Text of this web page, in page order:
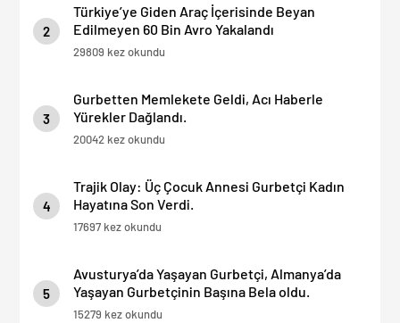
2
Türkiye’ye Giden Araç İçerisinde Beyan
Edilmeyen 60 Bin Avro Yakalandı
29809 kez okundu
3
Gurbetten Memlekete Geldi, Acı Haberle
Yürekler Dağlandı.
20042 kez okundu
4
Trajik Olay: Üç Çocuk Annesi Gurbetçi Kadın
Hayatına Son Verdi.
17697 kez okundu
5
Avusturya’da Yaşayan Gurbetçi, Almanya’da
Yaşayan Gurbetçinin Başına Bela oldu.
15279 kez okundu